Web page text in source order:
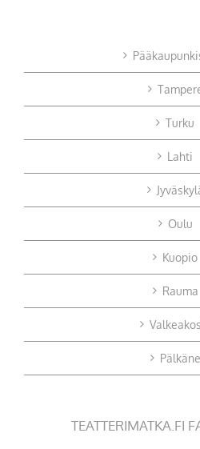
Turku
Lahti
Oulu
Kuopio
Rauma
Pälkäne
TEATTERIMATKA.FI